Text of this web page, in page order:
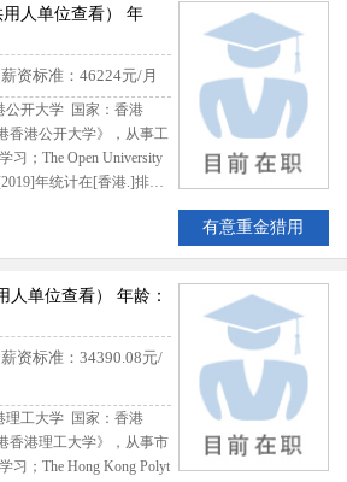
人单位查看）
年
资标准：46224元/月
公开大学 国家：香港
香港公开大学》，从事工
习；The Open University
年统计在[香港.]排名
有意重金猎用
人单位查看）
年龄：
资标准：34390.08元/
理工大学 国家：香港
香港理工大学》，从事市
习；The Hong Kong Polyt